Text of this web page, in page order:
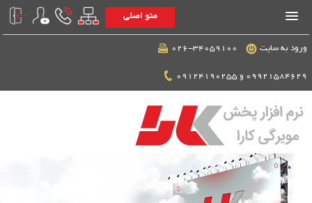
منو اصلی
ورود به سایت